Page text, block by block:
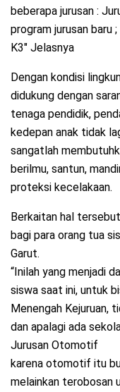
beberapa jurusan :
program jurusan baru
K3″ Jelasnya
Dengan kondisi
didukung dengan
tenaga pendidik,
kedepan anak tidak
sangatlah
berilmu, santun,
proteksi kecelakaan.
Berkaitan hal
bagi para orang tua
Garut.
“Inilah yang menjadi
siswa saat ini, untuk
Menengah Kejuruan,
dan apalagi ada
Jurusan Otomotif
karena otomotif itu
melainkan terobosan